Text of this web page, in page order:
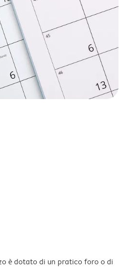
è dotato di un pratico foro o di